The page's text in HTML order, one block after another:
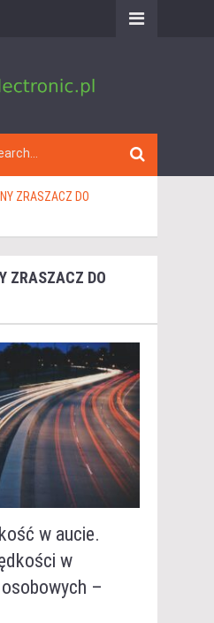
ZRASZACZ DO
ZRASZACZ DO
w aucie.
w
–